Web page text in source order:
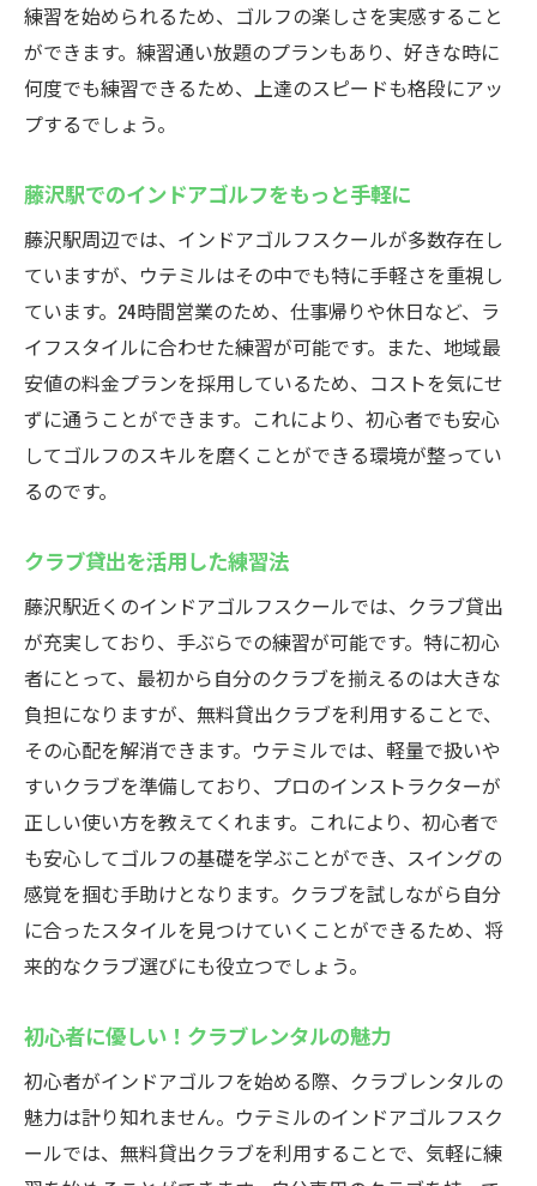
練習を始められるため、ゴルフの楽しさを実感すること
ができます。練習通い放題のプランもあり、好きな時に
何度でも練習できるため、上達のスピードも格段にアッ
プするでしょう。
藤沢駅でのインドアゴルフをもっと手軽に
藤沢駅周辺では、インドアゴルフスクールが多数存在し
ていますが、ウテミルはその中でも特に手軽さを重視し
ています。24時間営業のため、仕事帰りや休日など、ラ
イフスタイルに合わせた練習が可能です。また、地域最
安値の料金プランを採用しているため、コストを気にせ
ずに通うことができます。これにより、初心者でも安心
してゴルフのスキルを磨くことができる環境が整ってい
るのです。
クラブ貸出を活用した練習法
藤沢駅近くのインドアゴルフスクールでは、クラブ貸出
が充実しており、手ぶらでの練習が可能です。特に初心
者にとって、最初から自分のクラブを揃えるのは大きな
負担になりますが、無料貸出クラブを利用することで、
その心配を解消できます。ウテミルでは、軽量で扱いや
すいクラブを準備しており、プロのインストラクターが
正しい使い方を教えてくれます。これにより、初心者で
も安心してゴルフの基礎を学ぶことができ、スイングの
感覚を掴む手助けとなります。クラブを試しながら自分
に合ったスタイルを見つけていくことができるため、将
来的なクラブ選びにも役立つでしょう。
初心者に優しい！クラブレンタルの魅力
初心者がインドアゴルフを始める際、クラブレンタルの
魅力は計り知れません。ウテミルのインドアゴルフスク
ールでは、無料貸出クラブを利用することで、気軽に練